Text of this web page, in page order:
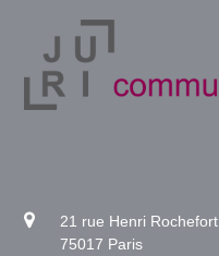
21 rue Henri Rochefort
75017 Paris